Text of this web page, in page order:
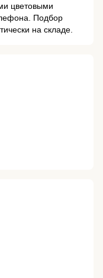
цветовыми
Подбор
на складе.